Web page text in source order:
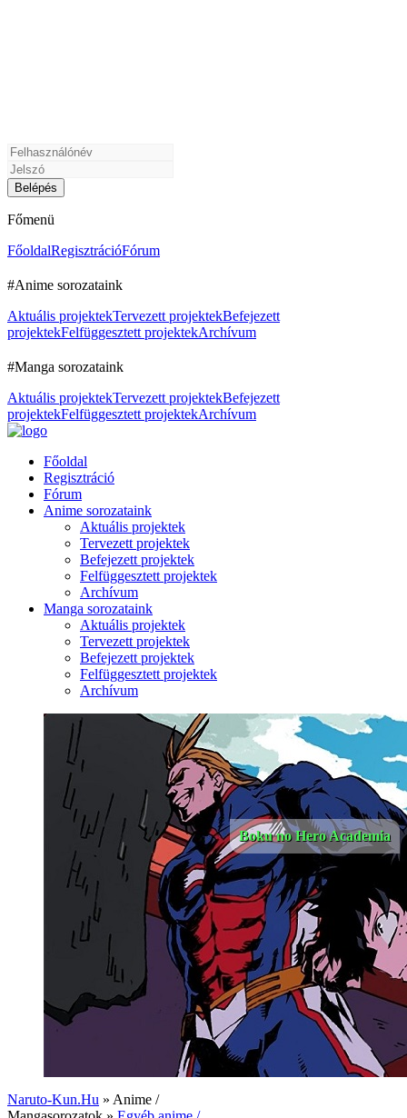
Főmenü
FőoldalRegisztrációFórum
#Anime sorozataink
Aktuális projektekTervezett projektekBefejezett
projektekFelfüggesztett projektekArchívum
#Manga sorozataink
Aktuális projektekTervezett projektekBefejezett
projektekFelfüggesztett projektekArchívum
Főoldal
Regisztráció
Fórum
Anime sorozataink
Aktuális projektek
Tervezett projektek
Befejezett projektek
Felfüggesztett projektek
Archívum
Manga sorozataink
Aktuális projektek
Tervezett projektek
Befejezett projektek
Felfüggesztett projektek
Archívum
Boku no Hero Academia
Naruto-Kun.Hu » Anime /